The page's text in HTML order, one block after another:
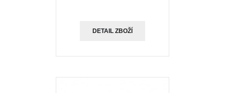
DETAIL ZBOŽÍ